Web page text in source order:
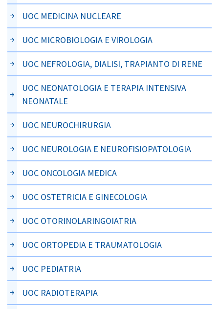
UOC MEDICINA NUCLEARE
UOC MICROBIOLOGIA E VIROLOGIA
UOC NEFROLOGIA, DIALISI, TRAPIANTO DI RENE
UOC NEONATOLOGIA E TERAPIA INTENSIVA
NEONATALE
UOC NEUROCHIRURGIA
UOC NEUROLOGIA E NEUROFISIOPATOLOGIA
UOC ONCOLOGIA MEDICA
UOC OSTETRICIA E GINECOLOGIA
UOC OTORINOLARINGOIATRIA
UOC ORTOPEDIA E TRAUMATOLOGIA
UOC PEDIATRIA
UOC RADIOTERAPIA